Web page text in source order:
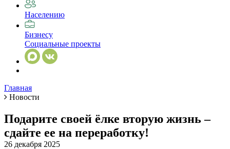
Населению
Бизнесу
Социальные проекты
Главная
Новости
Подарите своей ёлке вторую жизнь –
сдайте ее на переработку!
26 декабря 2025